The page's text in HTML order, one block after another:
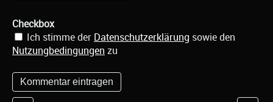
Checkbox
Ich stimme der Datenschutzerklärung sowie den
Nutzungbedingungen zu